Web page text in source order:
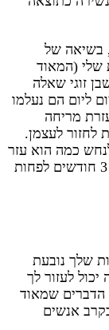
בשיאה של
שלי (המאוד
זוגי שאלה
ליום הם נעלמו
מריחה
לחזור לעצמן.
כמה הוא עזר
לי. אם תתמידי למרוח אותו מדי לילה למשך 3 חודשים לפחות
שלך נובעת
לעזור לך
הדברים שמאוד
אנשים